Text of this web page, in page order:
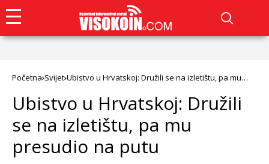
Početna Svijet Ubistvo u Hrvatskoj: Družili se na izletištu, pa mu
Ubistvo u Hrvatskoj: Družili
se na izletištu, pa mu
presudio na putu